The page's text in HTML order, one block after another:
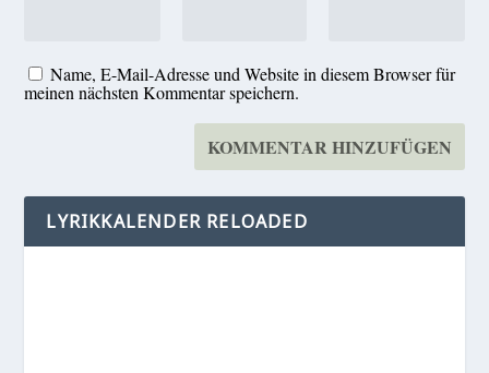
Name, E-Mail-Adresse und Website in diesem Browser für
meinen nächsten Kommentar speichern.
LYRIKKALENDER RELOADED